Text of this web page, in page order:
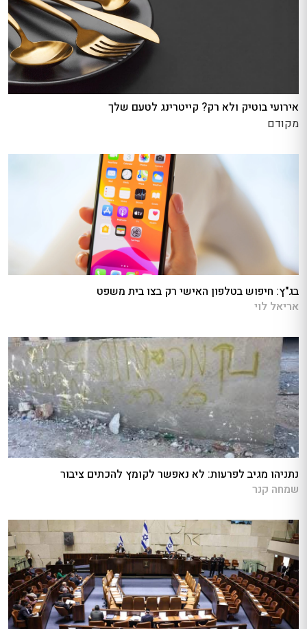
אירועי בוטיק ולא רק? קייטרינג לטעם שלך
מקודם
בג"ץ: חיפוש בטלפון האישי רק בצו בית משפט
אריאל לוי
נתניהו מגיב לפרעות: לא נאפשר לקומץ להכתים ציבור
שמחה קנר